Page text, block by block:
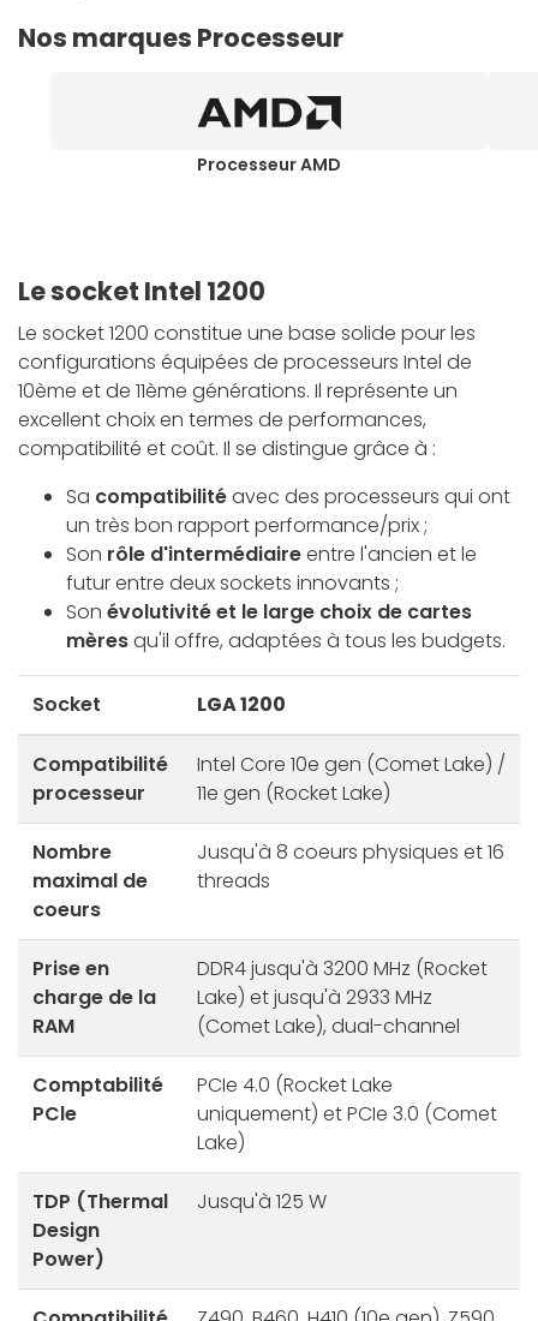
Nos marques Processeur
Processeur AMD
Le socket Intel 1200
Le socket 1200 constitue une base solide pour les
configurations équipées de processeurs Intel de
10ème et de 11ème générations. Il représente un
excellent choix en termes de performances,
compatibilité et coût. Il se distingue grâce à :
Sa compatibilitéavec des processeurs qui ont
un très bon rapport performance/prix ;
Son rôle d'intermédiaireentre l'ancien et le
futur entre deux sockets innovants ;
Son évolutivité et le large choix de cartes
mèresqu'il offre, adaptées à tous les budgets.
Socket LGA 1200
Compatibilité
processeur
Intel Core 10e gen (Comet Lake) /
11e gen (Rocket Lake)
Nombre
maximal de
coeurs
Jusqu'à 8 coeurs physiques et 16
threads
Prise en
charge de la
RAM
DDR4 jusqu'à 3200 MHz (Rocket
Lake) et jusqu'à 2933 MHz
(Comet Lake), dual-channel
Comptabilité
PCle
PCIe 4.0 (Rocket Lake
uniquement) et PCIe 3.0 (Comet
Lake)
TDP (Thermal
Design
Power)
Jusqu'à 125 W